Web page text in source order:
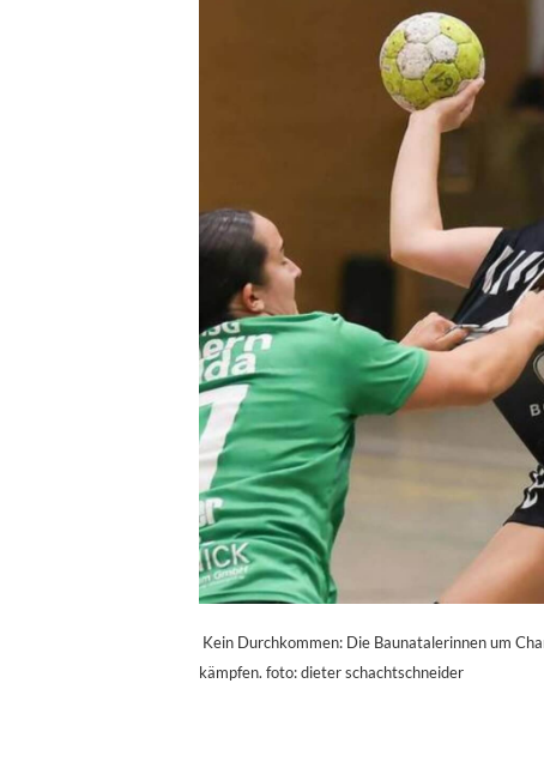
Kein Durchkommen: Die Baunatalerinnen um
kämpfen. foto: dieter schachtschneider